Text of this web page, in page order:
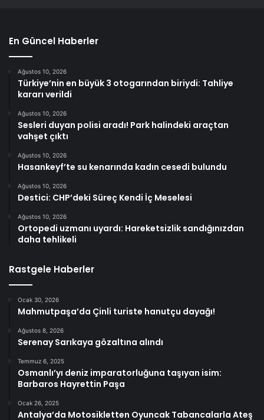
En Güncel Haberler
Ağustos 10, 2026
Türkiye’nin en büyük 3 otogarından biriydi: Tahliye
kararı verildi
Ağustos 10, 2026
Sesleri duyan polisi aradı! Park halindeki araçtan
vahşet çıktı
Ağustos 10, 2026
Hasankeyf’te su kenarında kadın cesedi bulundu
Ağustos 10, 2026
Destici: CHP’deki Süreç Kendi İç Meselesi
Ağustos 10, 2026
Ortopedi uzmanı uyardı: Hareketsizlik sandığınızdan
daha tehlikeli
Rastgele Haberler
Ocak 30, 2026
Mahmutpaşa’da Çinli turiste hanutçu dayağı!
Ağustos 8, 2026
Serenay Sarıkaya gözaltına alındı
Temmuz 6, 2025
Osmanlı’yı deniz imparatorluğuna taşıyan isim:
Barbaros Hayrettin Paşa
Ocak 26, 2025
Antalya’da Motosikletten Oyuncak Tabancalarla Ateş